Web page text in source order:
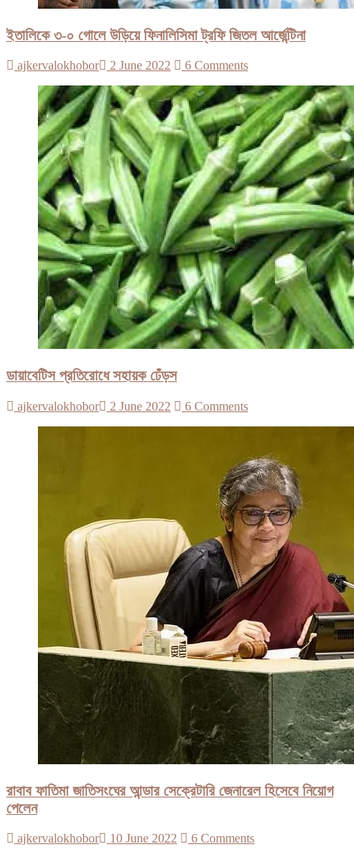
ইতালিকে ৩-০ গোলে উড়িয়ে ফিনালিসিমা ট্রফি জিতল আর্জেন্টিনা
ajkervalokhobor 2 June 2022 6 Comments
ডায়াবেটিস প্রতিরোধে সহায়ক ঢেঁড়স
ajkervalokhobor 2 June 2022 6 Comments
রাবাব ফাতিমা জাতিসংঘের আন্ডার সেক্রেটারি জেনারেল হিসেবে নিয়োগ
পেলেন
ajkervalokhobor 10 June 2022 6 Comments